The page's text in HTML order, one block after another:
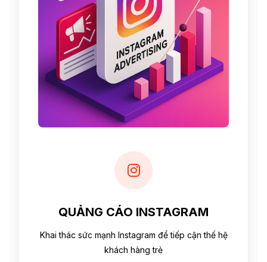
QUẢNG CÁO INSTAGRAM
Khai thác sức mạnh Instagram để tiếp cận thế hệ
khách hàng trẻ